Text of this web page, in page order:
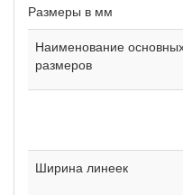
Размеры в мм
Наименование
размеров
Ширина линеек